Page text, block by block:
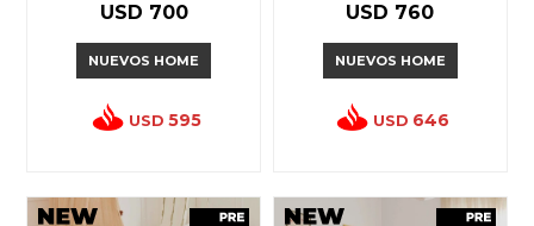
USD 700
NUEVOS HOME
USD 595
USD 760
NUEVOS HOME
USD 646